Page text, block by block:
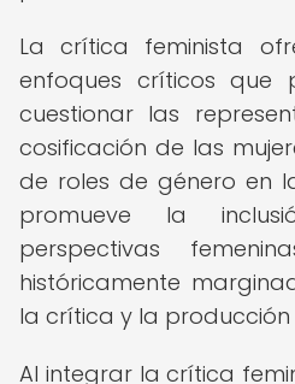
La crítica feminista
enfoques críticos que
cuestionar las
cosificación de las
de roles de género en
promueve la
perspectivas
históricamente
la crítica y la producción
Al integrar la crítica